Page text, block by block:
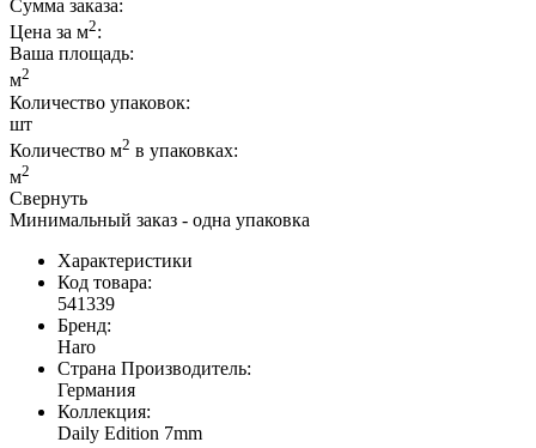
Сумма заказа:
Цена за м2:
Ваша площадь:
м2
Количество упаковок:
шт
Количество м2 в упаковках:
м2
Свернуть
Минимальный заказ - одна упаковка
Характеристики
Код товара:
541339
Бренд:
Haro
Страна Производитель:
Германия
Коллекция:
Daily Edition 7mm